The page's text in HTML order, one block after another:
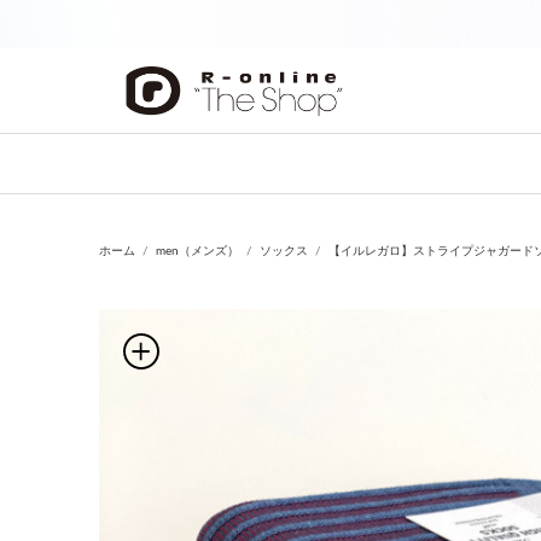
ホーム men（メンズ） ソックス 【イルレガロ】ストライプジャガー